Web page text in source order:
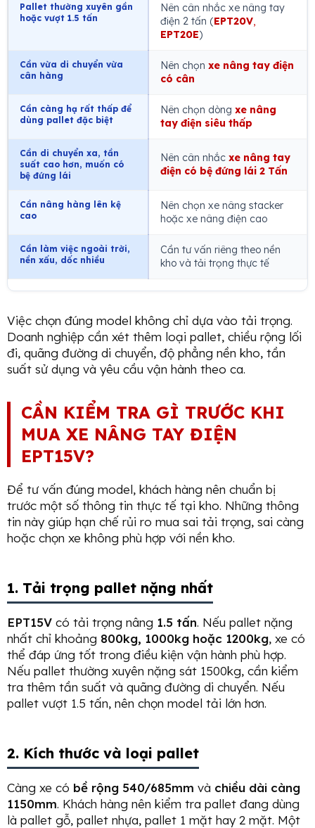
Pallet thường xuyên gần
hoặc vượt 1.5 tấn
Nên cân nhắc xe nâng tay
điện 2 tấn (EPT20V,
EPT20E)
Cần vừa di chuyển vừa
cân hàng
Nên chọn xe nâng tay điện
có cân
Cần càng hạ rất thấp để
dùng pallet đặc biệt
Nên chọn dòng xe nâng
tay điện siêu thấp
Cần di chuyển xa, tần
suất cao hơn, muốn có
bệ đứng lái
Nên cân nhắc xe nâng tay
điện có bệ đứng lái 2 Tấn
Cần nâng hàng lên kệ
cao
Nên chọn xe nâng stacker
hoặc xe nâng điện cao
Cần làm việc ngoài trời,
nền xấu, dốc nhiều
Cần tư vấn riêng theo nền
kho và tải trọng thực tế
Việc chọn đúng model không chỉ dựa vào tải trọng.
Doanh nghiệp cần xét thêm loại pallet, chiều rộng lối
đi, quãng đường di chuyển, độ phẳng nền kho, tần
suất sử dụng và yêu cầu vận hành theo ca.
CẦN KIỂM TRA GÌ TRƯỚC KHI
MUA XE NÂNG TAY ĐIỆN
EPT15V?
Để tư vấn đúng model, khách hàng nên chuẩn bị
trước một số thông tin thực tế tại kho. Những thông
tin này giúp hạn chế rủi ro mua sai tải trọng, sai càng
hoặc chọn xe không phù hợp với nền kho.
1. Tải trọng pallet nặng nhất
EPT15V có tải trọng nâng 1.5 tấn. Nếu pallet nặng
nhất chỉ khoảng 800kg, 1000kg hoặc 1200kg, xe có
thể đáp ứng tốt trong điều kiện vận hành phù hợp.
Nếu pallet thường xuyên nặng sát 1500kg, cần kiểm
tra thêm tần suất và quãng đường di chuyển. Nếu
pallet vượt 1.5 tấn, nên chọn model tải lớn hơn.
2. Kích thước và loại pallet
Càng xe có bề rộng 540/685mm và chiều dài càng
1150mm. Khách hàng nên kiểm tra pallet đang dùng
là pallet gỗ, pallet nhựa, pallet 1 mặt hay 2 mặt. Một